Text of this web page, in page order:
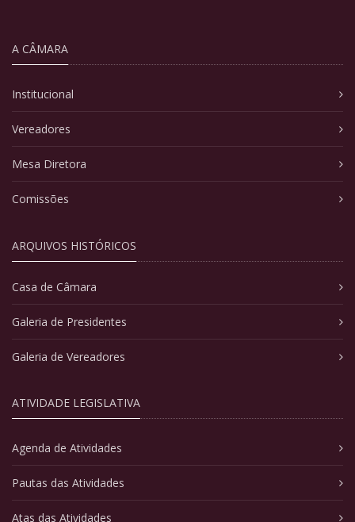
A CÂMARA
Institucional
Vereadores
Mesa Diretora
Comissões
ARQUIVOS HISTÓRICOS
Casa de Câmara
Galeria de Presidentes
Galeria de Vereadores
ATIVIDADE LEGISLATIVA
Agenda de Atividades
Pautas das Atividades
Atas das Atividades